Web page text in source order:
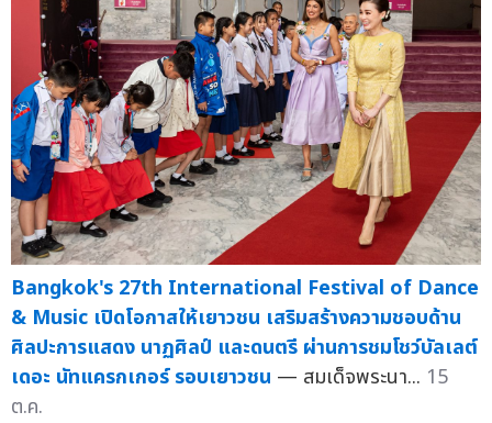
Bangkok's 27th International Festival of Dance
& Music เปิดโอกาสให้เยาวชน เสริมสร้างความชอบด้าน
ศิลปะการแสดง นาฏศิลป์ และดนตรี ผ่านการชมโชว์บัลเลต์
เดอะ นัทแครกเกอร์ รอบเยาวชน — สมเด็จพระนา... 15
ต.ค.